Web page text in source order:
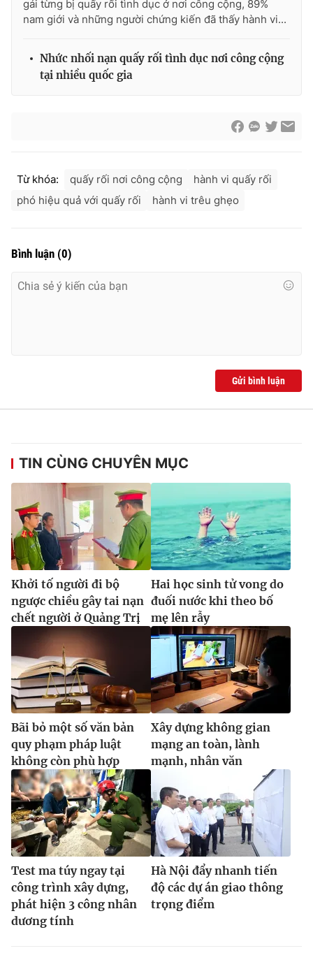
Ðiện thoại Thời báo VTV:024.66 897 897
Email:toasoan@vtv.vn
thuận bằng văn bản. Ghi rõ nguồn VTV.vn khi phát hành lại
gái từng bị quấy rối tình dục ở nơi công cộng, 89%
nam giới và những người chứng kiến đã thấy hành vi...
Nhức nhối nạn quấy rối tình dục nơi công cộng
tại nhiều quốc gia
Từ khóa: quấy rối nơi công cộng
hành vi quấy rối
phó hiệu quả với quấy rối
hành vi trêu ghẹo
Bình luận (0)
Gửi bình luận
TIN CÙNG CHUYÊN MỤC
Khởi tố người đi bộ
ngược chiều gây tai nạn
chết người ở Quảng Trị
Hai học sinh tử vong do
đuối nước khi theo bố
mẹ lên rẫy
Bãi bỏ một số văn bản
quy phạm pháp luật
không còn phù hợp
Xây dựng không gian
mạng an toàn, lành
mạnh, nhân văn
Test ma túy ngay tại
công trình xây dựng,
phát hiện 3 công nhân
dương tính
Hà Nội đẩy nhanh tiến
độ các dự án giao thông
trọng điểm